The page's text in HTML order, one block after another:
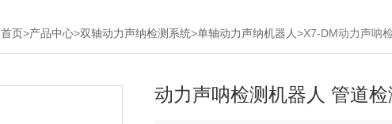
首页>产品中心>双轴动力声纳检测系统>单轴动力声纳机器人>X7-DM动力声呐
动力声呐检测机器人 管道检